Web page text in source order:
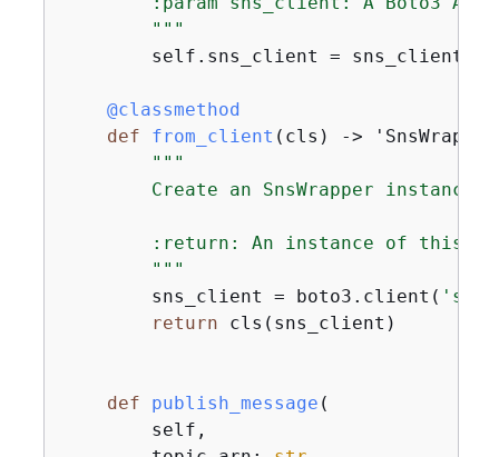
        """
        self.sns_client = sns_client
    @classmethod
def
from_client ( cls ) ->
"""
Create an SnsWrapper instance
:return: An instance of this
        """
        sns_client = boto3.client(
'sns'
return cls(sns_client)
def publish_message (
        self,